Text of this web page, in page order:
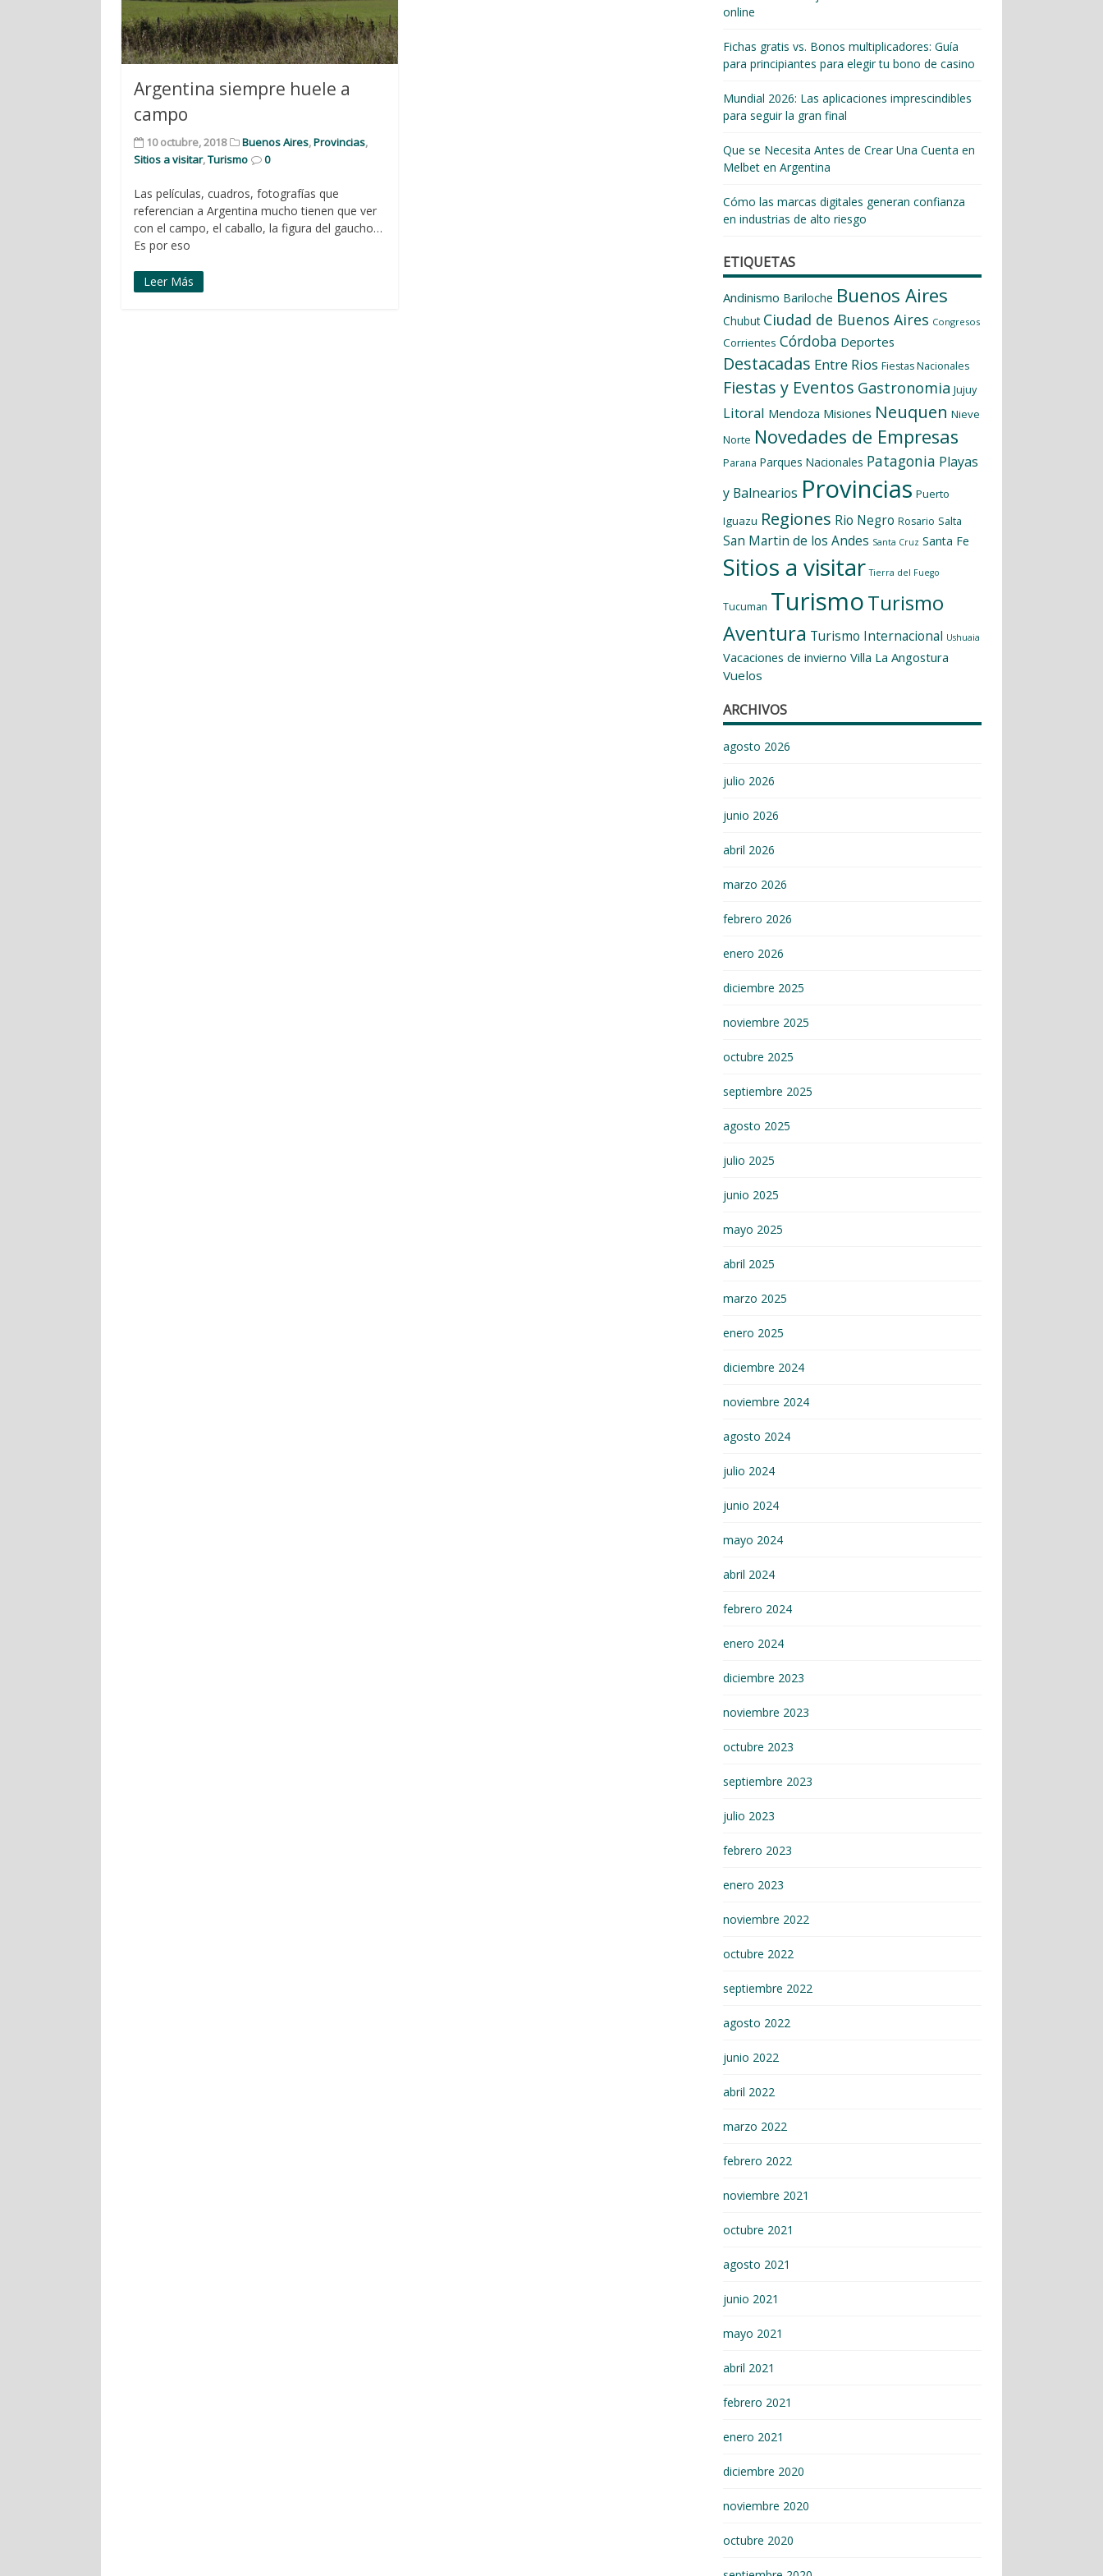
Argentina siempre huele a
campo
10 octubre, 2018 Buenos Aires,Provincias,
Sitios a visitar,Turismo 0
Las películas, cuadros, fotografías que
referencian a Argentina mucho tienen que ver
con el campo, el caballo, la figura del gaucho…
Es por eso
Leer Más
online
Fichas gratis vs. Bonos multiplicadores: Guía
para principiantes para elegir tu bono de casino
Mundial 2026: Las aplicaciones imprescindibles
para seguir la gran final
Que se Necesita Antes de Crear Una Cuenta en
Melbet en Argentina
Cómo las marcas digitales generan confianza
en industrias de alto riesgo
ETIQUETAS
Andinismo Bariloche Buenos Aires
Chubut Ciudad de Buenos Aires Congresos
Corrientes Córdoba Deportes
Destacadas Entre Rios Fiestas Nacionales
Fiestas y Eventos Gastronomia Jujuy
Litoral Mendoza Misiones Neuquen Nieve
Norte Novedades de Empresas
Parana Parques Nacionales Patagonia Playas
y Balnearios Provincias Puerto
Iguazu Regiones Rio Negro Rosario Salta
San Martin de los Andes Santa Cruz Santa Fe
Sitios a visitar Tierra del Fuego
Tucuman TurismoTurismo
Aventura Turismo Internacional Ushuaia
Vacaciones de invierno Villa La Angostura
Vuelos
ARCHIVOS
agosto 2026
julio 2026
junio 2026
abril 2026
marzo 2026
febrero 2026
enero 2026
diciembre 2025
noviembre 2025
octubre 2025
septiembre 2025
agosto 2025
julio 2025
junio 2025
mayo 2025
abril 2025
marzo 2025
enero 2025
diciembre 2024
noviembre 2024
agosto 2024
julio 2024
junio 2024
mayo 2024
abril 2024
febrero 2024
enero 2024
diciembre 2023
noviembre 2023
octubre 2023
septiembre 2023
julio 2023
febrero 2023
enero 2023
noviembre 2022
octubre 2022
septiembre 2022
agosto 2022
junio 2022
abril 2022
marzo 2022
febrero 2022
noviembre 2021
octubre 2021
agosto 2021
junio 2021
mayo 2021
abril 2021
febrero 2021
enero 2021
diciembre 2020
noviembre 2020
octubre 2020